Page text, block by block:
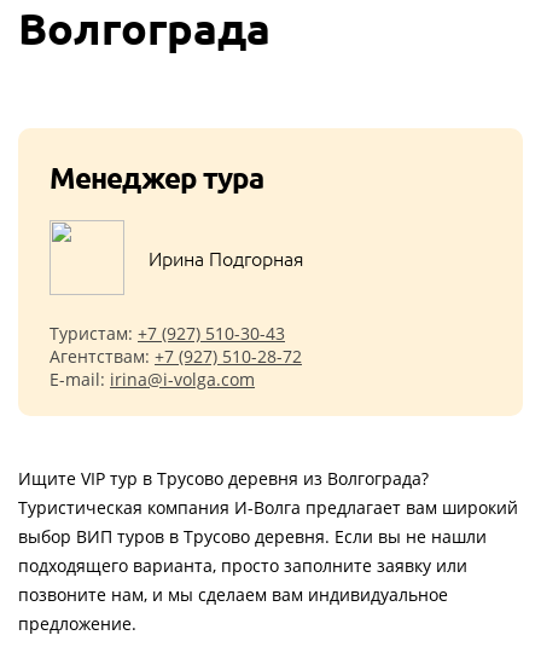
Волгограда
Менеджер тура
Ирина Подгорная
Туристам: +7 (927) 510-30-43
Агентствам: +7 (927) 510-28-72
E-mail: irina@i-volga.com
Ищите VIP тур в Трусово деревня из Волгограда?
Туристическая компания И-Волга предлагает вам широкий
выбор ВИП туров в Трусово деревня. Если вы не нашли
подходящего варианта, просто заполните заявку или
позвоните нам, и мы сделаем вам индивидуальное
предложение.